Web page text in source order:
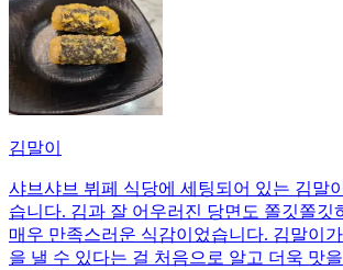
김말이
샤브샤브 뷔페 식당에 세팅되어 있는 김말
습니다. 김과 잘 어우러진 당면도 쫄깃쫄깃
매우 만족스러운 식감이었습니다. 김말이
을 낼 수 있다는 걸 처음으로 알고 더욱 맛